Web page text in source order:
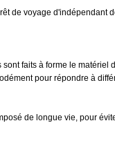
de voyage d'indépendant
faits à forme le
pour répondre à
de longue vie, pour